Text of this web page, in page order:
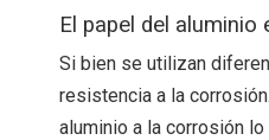
El papel del
Si bien se utilizan
resistencia a la
aluminio a la corrosión